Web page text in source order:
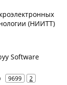
(НИИТТ)
Software
9699 2